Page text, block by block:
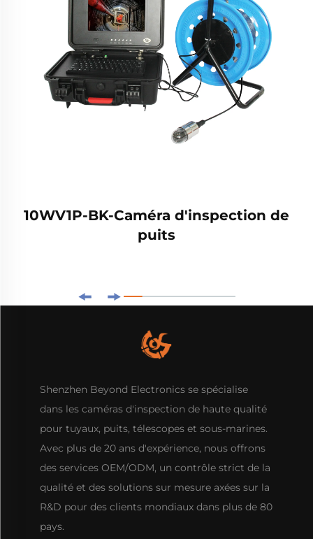
10WV1P-BK-Caméra d'inspection de
puits
Shenzhen Beyond Electronics se spécialise
dans les caméras d'inspection de haute qualité
pour tuyaux, puits, télescopes et sous-marines.
Avec plus de 20 ans d'expérience, nous offrons
des services OEM/ODM, un contrôle strict de la
qualité et des solutions sur mesure axées sur la
R&D pour des clients mondiaux dans plus de 80
pays.